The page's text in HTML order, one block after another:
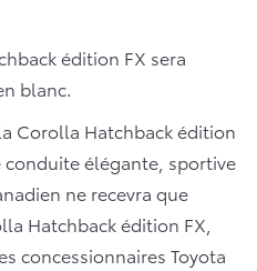
édition FX sera
blanc.
Corolla Hatchback édition
conduite élégante, sportive
ne recevra que
Hatchback édition FX,
concessionnaires Toyota